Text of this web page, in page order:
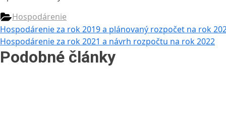
Hospodárenie
Navigácia
v
Previous
Post:
Hospodárenie za rok 2019 a plánovaný rozpočet na rok
Next
Post:
Hospodárenie za rok 2021 a návrh rozpočtu na rok 2022
Podobné články